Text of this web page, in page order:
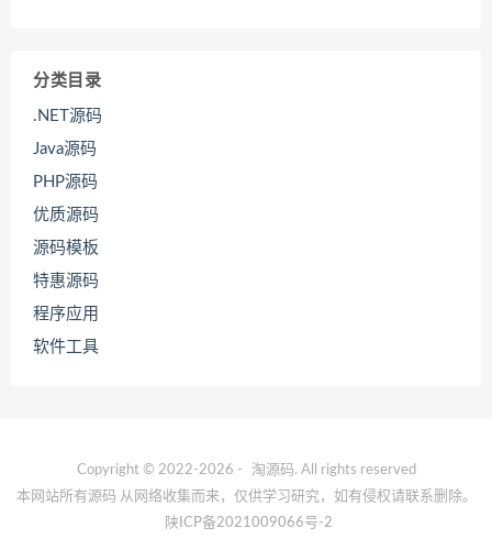
分类目录
.NET源码
Java源码
PHP源码
优质源码
源码模板
特惠源码
程序应用
软件工具
Copyright © 2022-2026 - 淘源码. All rights reserved
本网站所有源码 从网络收集而来，仅供学习研究，如有侵权请联系删除。
陕ICP备2021009066号-2